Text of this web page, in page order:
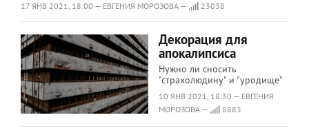
17 ЯНВ 2021, 18:00 — ЕВГЕНИЯ МОРОЗОВА — 23038
Декорация для
апокалипсиса
Нужно ли сносить
"страхолюдину" и "уродище"
10 ЯНВ 2021, 18:30 — ЕВГЕНИЯ
МОРОЗОВА —
8883